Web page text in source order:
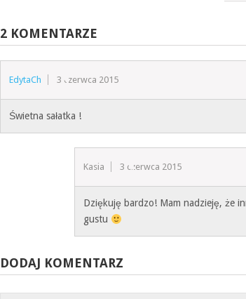
2 KOMENTARZE
EdytaCh 3 czerwca 2015
Świetna sałatka !
Kasia 3 czerwca 2015
Dziękuję bardzo! Mam nadzieję, że
gustu
DODAJ KOMENTARZ